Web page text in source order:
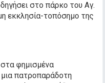
στο πάρκο του Αγ.
εκκλησία-τοπόσημο της
φημισμένα
μια πατροπαράδοτη